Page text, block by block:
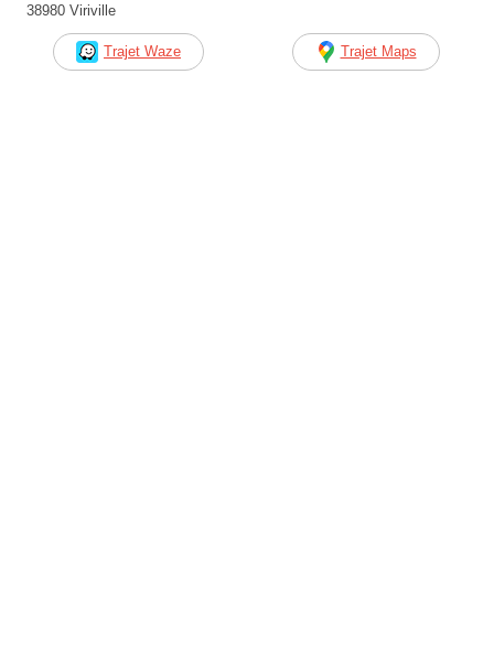
38980 Viriville
Trajet Waze Trajet Maps